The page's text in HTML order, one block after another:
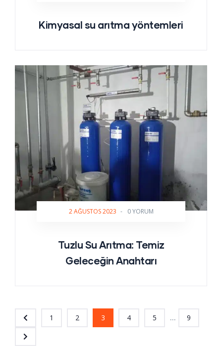
Kimyasal su arıtma yöntemleri
2 AĞUSTOS 2023 - 0 YORUM
Tuzlu Su Arıtma: Temiz
Geleceğin Anahtarı
1 2 3 4 5 ... 9